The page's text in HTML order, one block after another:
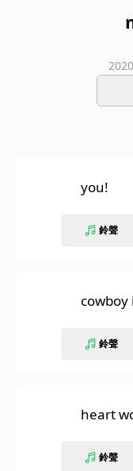
you!
鈴聲
cowboy
鈴聲
heart
鈴聲